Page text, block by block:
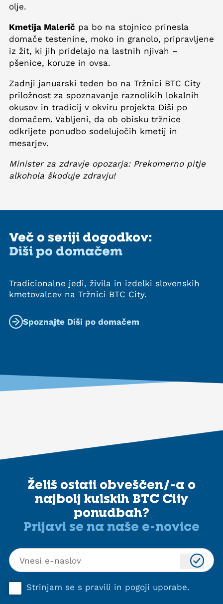
olje.
Kmetija Malerič pa bo na stojnico prinesla
domače testenine, moko in granolo, pripravljene
iz žit, ki jih pridelajo na lastnih njivah –
pšenice, koruze in ovsa.
Zadnji januarski teden bo na Tržnici BTC City
priložnost za spoznavanje raznolikih lokalnih
okusov in tradicij v okviru projekta Diši po
domačem. Vabljeni, da ob obisku tržnice
odkrijete ponudbo sodelujočih kmetij in
mesarjev.
Minister za zdravje opozarja: Prekomerno pitje
alkohola škoduje zdravju!
Več o seriji dogodkov:
Diši po domačem
Tradicionalne jedi, živila in izdelki slovenskih
kmetovalcev na Tržnici BTC City.
Spoznajte Diši po domačem
Želiš ostati obveščen/-a o
najbolj kulskih BTC City
ponudbah?
Prijavi se na naše e-novice
Strinjam se s pravili in pogoji uporabe.